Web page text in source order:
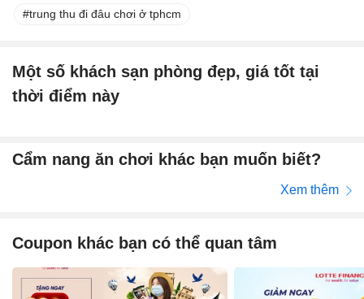
trung thu đi đâu chơi ở tphcm
Một số khách sạn phòng đẹp, giá tốt tại
thời điểm này
Cẩm nang ăn chơi khác bạn muốn biết?
Xem thêm
Coupon khác bạn có thể quan tâm